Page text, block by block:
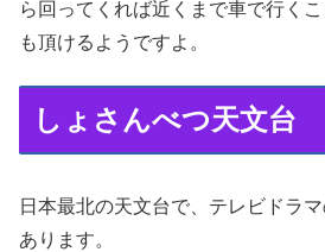
ら回ってくれば近くまで車で行く
も頂けるようですよ。
しょさんべつ天文台
日本最北の天文台で、テレビドラ
あります。